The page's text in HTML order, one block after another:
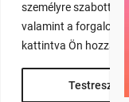
személyre szabott
valamint a forgalom
kattintva Ön